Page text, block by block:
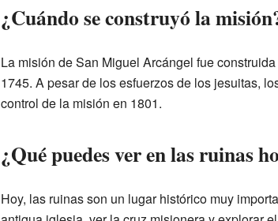
¿Cuándo se construyó la
La misión de San Miguel Arcángel fue
1745. A pesar de los esfuerzos de los jesuitas,
control de la misión en 1801.
¿Qué puedes ver en las ruinas
Hoy, las ruinas son un lugar histórico muy